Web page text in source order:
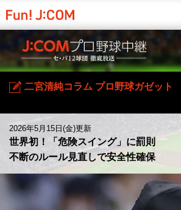
二宮清純コラム プロ野球ガゼット
2026年5月15日(金)更新
世界初！「危険スイング」に罰則
不断のルール見直しで安全性確保